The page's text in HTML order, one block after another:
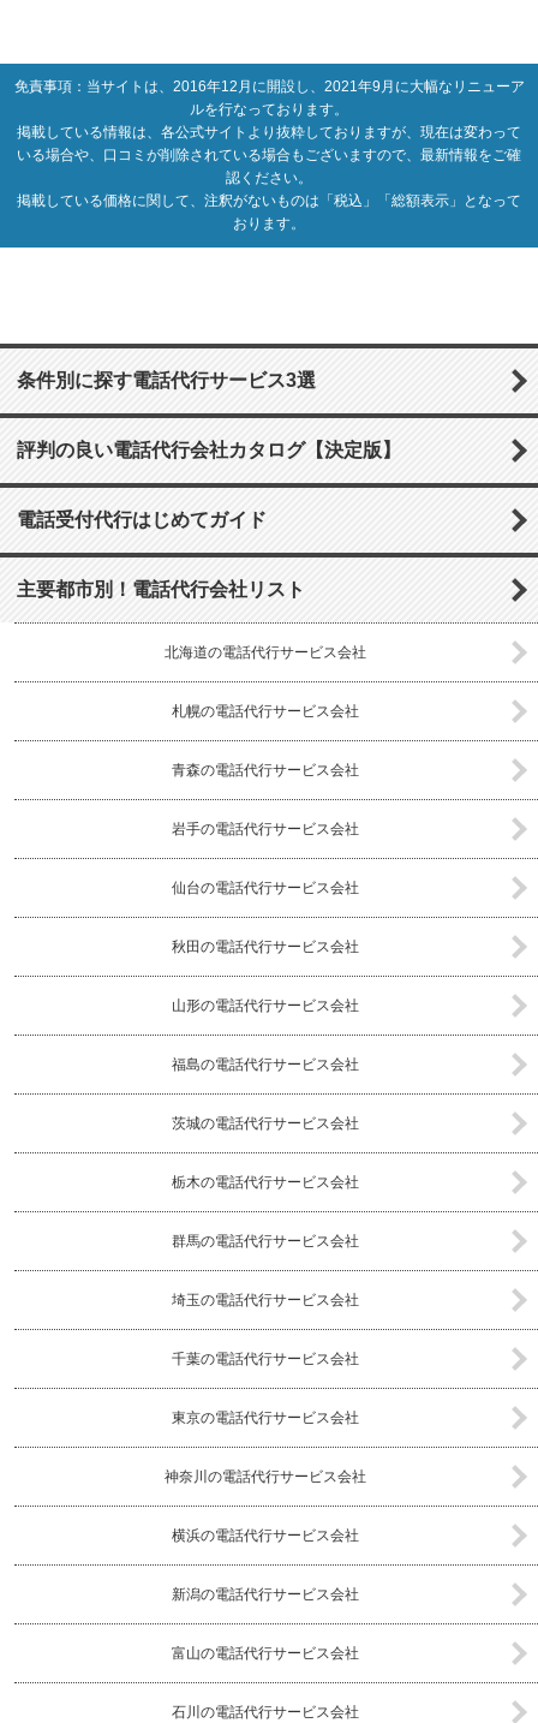
免責事項：当サイトは、2016年12月に開設し、2021年9月に大幅なリニューア
ルを行なっております。
掲載している情報は、各公式サイトより抜粋しておりますが、現在は変わって
いる場合や、口コミが削除されている場合もございますので、最新情報をご確
認ください。
掲載している価格に関して、注釈がないものは「税込」「総額表示」となって
おります。
条件別に探す電話代行サービス3選
評判の良い電話代行会社カタログ【決定版】
電話受付代行はじめてガイド
主要都市別！電話代行会社リスト
北海道の電話代行サービス会社
札幌の電話代行サービス会社
青森の電話代行サービス会社
岩手の電話代行サービス会社
仙台の電話代行サービス会社
秋田の電話代行サービス会社
山形の電話代行サービス会社
福島の電話代行サービス会社
茨城の電話代行サービス会社
栃木の電話代行サービス会社
群馬の電話代行サービス会社
埼玉の電話代行サービス会社
千葉の電話代行サービス会社
東京の電話代行サービス会社
神奈川の電話代行サービス会社
横浜の電話代行サービス会社
新潟の電話代行サービス会社
富山の電話代行サービス会社
石川の電話代行サービス会社